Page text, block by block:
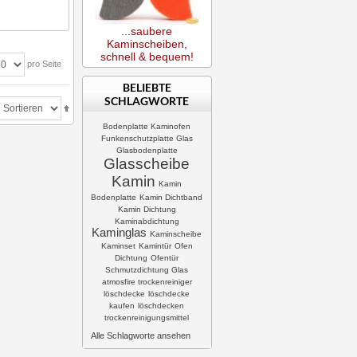
pro Seite
...saubere
Kaminscheiben,
schnell & bequem!
BELIEBTE
SCHLAGWORTE
Bodenplatte Kaminofen
Funkenschutzplatte Glas
Glasbodenplatte
Glasscheibe
Kamin Kamin
Bodenplatte Kamin Dichtband
Kamin Dichtung
Kaminabdichtung
Kaminglas Kaminscheibe
Kaminset Kamintür Ofen
Dichtung Ofentür
Schmutzdichtung Glas
atmosfire trockenreiniger
löschdecke löschdecke
kaufen löschdecken
trockenreinigungsmittel
Alle Schlagworte ansehen